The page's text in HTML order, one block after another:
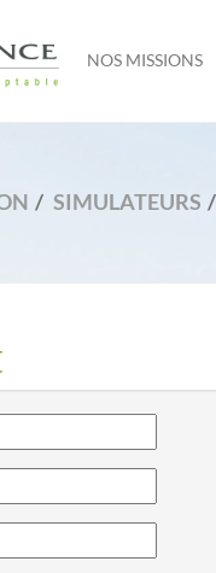
NOS MISSIONS
SIMULATEURS